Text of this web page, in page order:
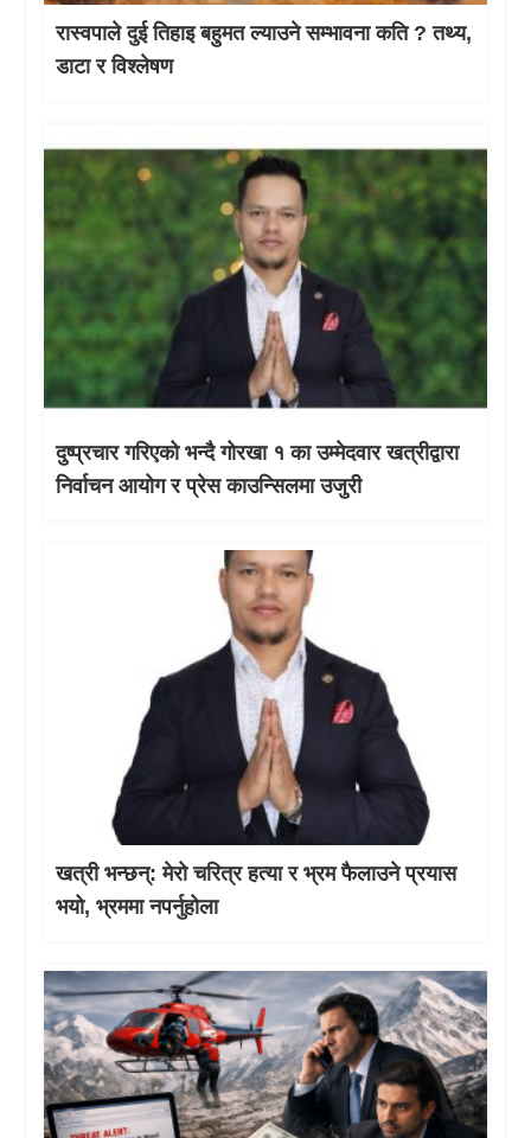
रास्वपाले दुई तिहाइ बहुमत ल्याउने सम्भावना कति ? तथ्य,
डाटा र विश्लेषण
दुष्प्रचार गरिएको भन्दै गोरखा १ का उम्मेदवार खत्रीद्वारा
निर्वाचन आयोग र प्रेस काउन्सिलमा उजुरी
खत्री भन्छन्: मेरो चरित्र हत्या र भ्रम फैलाउने प्रयास
भयो, भ्रममा नपर्नुहोला